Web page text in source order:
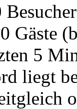
Gäste
5
liegt